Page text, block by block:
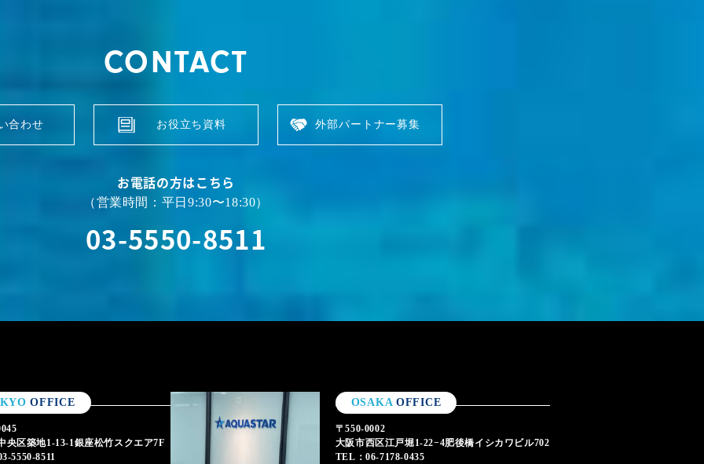
CONTACT
合わせ お役立ち資料 外部パートナー募集
お電話の方はこちら
（営業時間：平日9:30〜18:30）
03-5550-8511
OFFICE
央区築地1-13-1銀座松竹スクエア7F
5550-8511
OSAKA OFFICE
〒550-0002
大阪市西区江戸堀1-22−4肥後橋イシカワビル702
TEL：06-7178-0435